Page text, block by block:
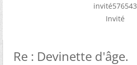
invité576543
Invité
Re : Devinette d'âge.